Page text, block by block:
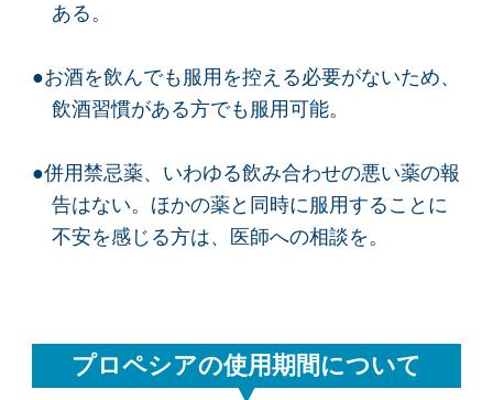
ある。
●お酒を飲んでも服用を控える必要がないため、
飲酒習慣がある方でも服用可能。
●併用禁忌薬、いわゆる飲み合わせの悪い薬の報
告はない。ほかの薬と同時に服用することに
不安を感じる方は、医師への相談を。
プロペシアの使用期間について